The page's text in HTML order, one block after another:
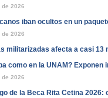
de 2026
iban ocultos en un
de 2026
militarizadas afecta a casi 13
como en la UNAM? Exponen
de 2026
de la Beca Rita Cetina